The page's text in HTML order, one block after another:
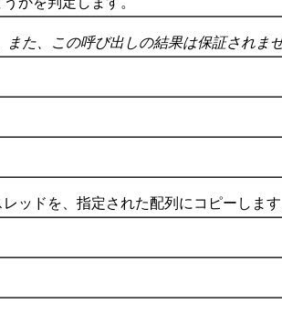
また、この呼び出しの結果は保証されませ
ドを、指定された配列にコピーします